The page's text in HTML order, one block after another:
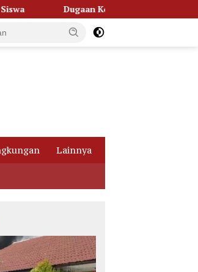
Dana Hibah Pilkada, Kejati Kalteng Seret
Lainnya